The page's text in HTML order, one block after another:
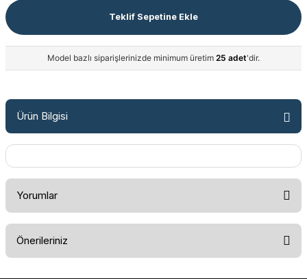
Teklif Sepetine Ekle
Model bazlı siparişlerinizde minimum üretim 25 adet'dir.
Ürün Bilgisi
Yorumlar
Önerileriniz